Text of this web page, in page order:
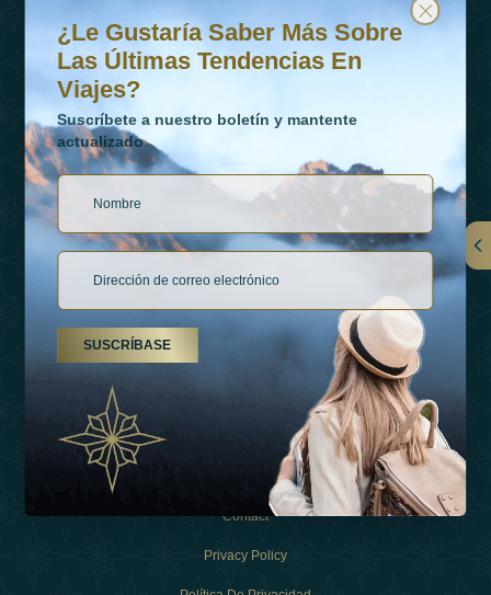
Número de WhatsApp
+442034682356
+971552944761
Vínculos
Tipos De Vacaciones
Contact
Privacy Policy
¿Le Gustaría Saber Más Sobre
Las Últimas Tendencias En
Viajes?
Suscríbete a nuestro boletín y mantente
actualizado
SUSCRÍBASE